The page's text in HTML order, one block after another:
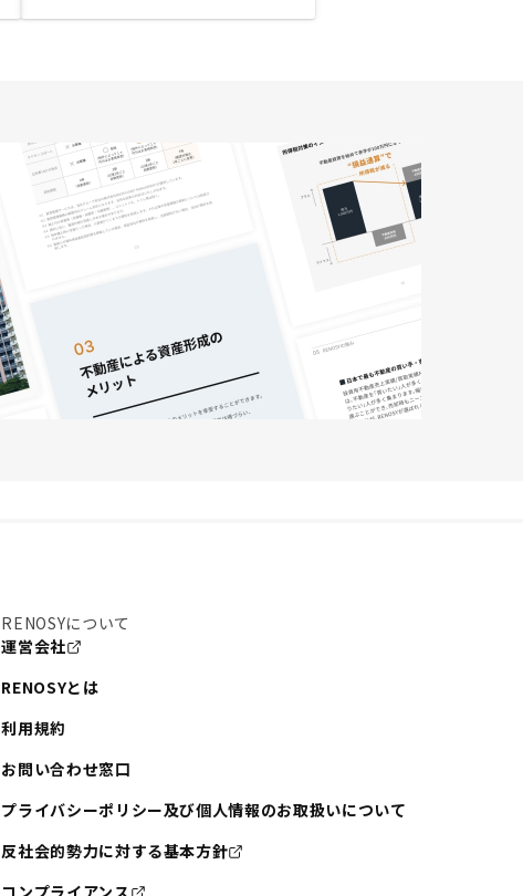
RENOSYについて
運営会社
RENOSYとは
利用規約
お問い合わせ窓口
プライバシーポリシー及び個人情報のお取扱いについて
反社会的勢力に対する基本方針
コンプライアンス